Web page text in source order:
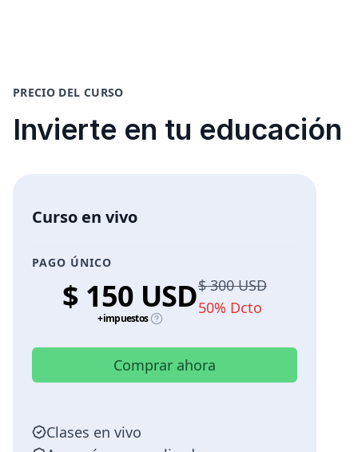
PRECIO DEL CURSO
Invierte en tu educación
Curso en vivo
PAGO ÚNICO
$ 150 USD
+impuestos
$ 300 USD
50% Dcto
Comprar ahora
Clases en vivo